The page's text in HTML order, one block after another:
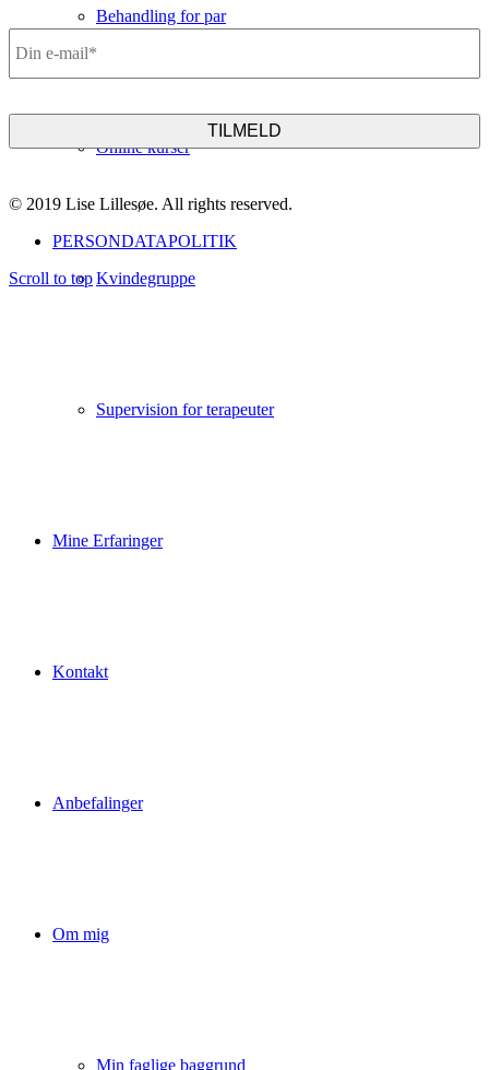
Behandling for par
Online kurser
Kvindegruppe
Supervision for terapeuter
Mine Erfaringer
Kontakt
Anbefalinger
Om mig
Min faglige baggrund
Din
e-
© 2019 Lise Lillesøe. All rights reserved.
PERSONDATAPOLITIK
Scroll to top